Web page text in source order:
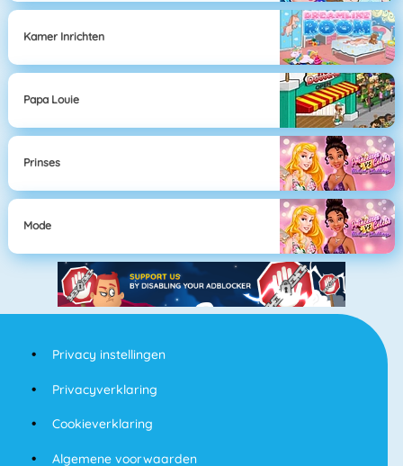
Kamer Inrichten
Papa Louie
Prinses
Mode
Privacy instellingen
Privacyverklaring
Cookieverklaring
Algemene voorwaarden